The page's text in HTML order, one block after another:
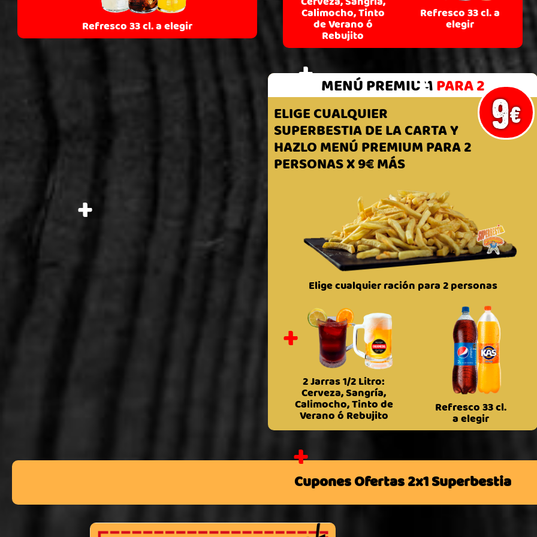
+
Refresco 33 cl. a elegir
+
Calimocho, Tinto
de Verano ó
Rebujito
+
Refresco 33 cl. a
elegir
MENÚ PREMIUMPARA 2
9€
ELIGE CUALQUIER
SUPERBESTIA DE LA CARTA Y
HAZLO MENÚ PREMIUM PARA 2
PERSONAS X 9€ MÁS
+
Elige cualquier ración para 2 personas
+
2 Jarras 1/2 Litro:
Cerveza, Sangría,
Calimocho, Tinto de
Verano ó Rebujito Refresco 33 cl.
a elegir
Cupones Ofertas 2x1 Superbestia